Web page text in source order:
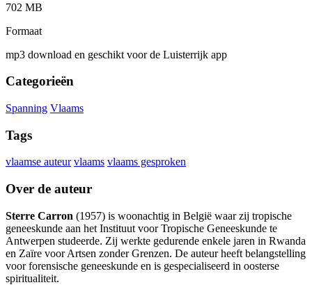
702 MB
Formaat
mp3 download en geschikt voor de Luisterrijk app
Categorieën
Spanning Vlaams
Tags
vlaamse auteur vlaams vlaams gesproken
Over de auteur
Sterre Carron (1957) is woonachtig in België waar zij tropische
geneeskunde aan het Instituut voor Tropische Geneeskunde te
Antwerpen studeerde. Zij werkte gedurende enkele jaren in Rwanda
en Zaïre voor Artsen zonder Grenzen. De auteur heeft belangstelling
voor forensische geneeskunde en is gespecialiseerd in oosterse
spiritualiteit.